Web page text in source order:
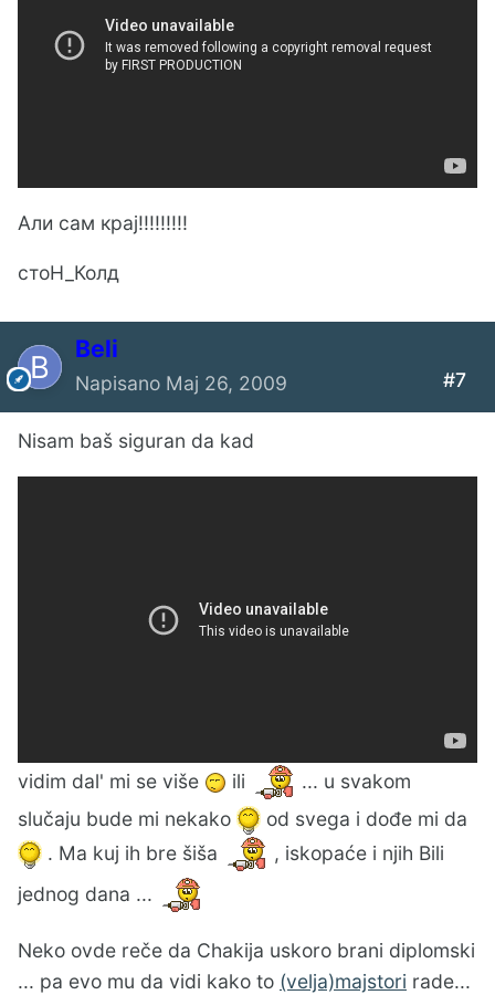
Али сам крај!!!!!!!!!
стоН_Колд
Beli
Napisano Maj 26, 2009 #7
Nisam baš siguran da kad
vidim dal' mi se više ili
... u svakom
slučaju bude mi nekako
od svega i dođe mi da
. Ma kuj ih bre šiša
, iskopaće i njih Bili
jednog dana ...
Neko ovde reče da Chakija uskoro brani diplomski
... pa evo mu da vidi kako to (velja)majstori rade...